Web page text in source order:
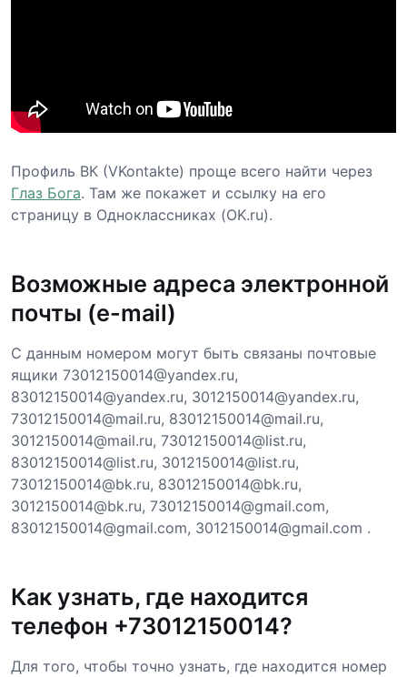
Профиль ВК (VKontakte) проще всего найти через
Глаз Бога. Там же покажет и ссылку на его
страницу в Одноклассниках (OK.ru).
Возможные адреса электронной
почты (e-mail)
С данным номером могут быть связаны почтовые
ящики 73012150014@yandex.ru,
83012150014@yandex.ru, 3012150014@yandex.ru,
73012150014@mail.ru, 83012150014@mail.ru,
3012150014@mail.ru, 73012150014@list.ru,
83012150014@list.ru, 3012150014@list.ru,
73012150014@bk.ru, 83012150014@bk.ru,
3012150014@bk.ru, 73012150014@gmail.com,
83012150014@gmail.com, 3012150014@gmail.com .
Как узнать, где находится
телефон +73012150014?
Для того, чтобы точно узнать, где находится номер